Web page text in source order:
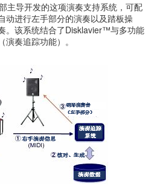
主导开发的这项演奏支持系统，可配
动进行左手部分的演奏以及踏板操
。该系统结合了Disklavier™与多功能
奏追踪功能）。